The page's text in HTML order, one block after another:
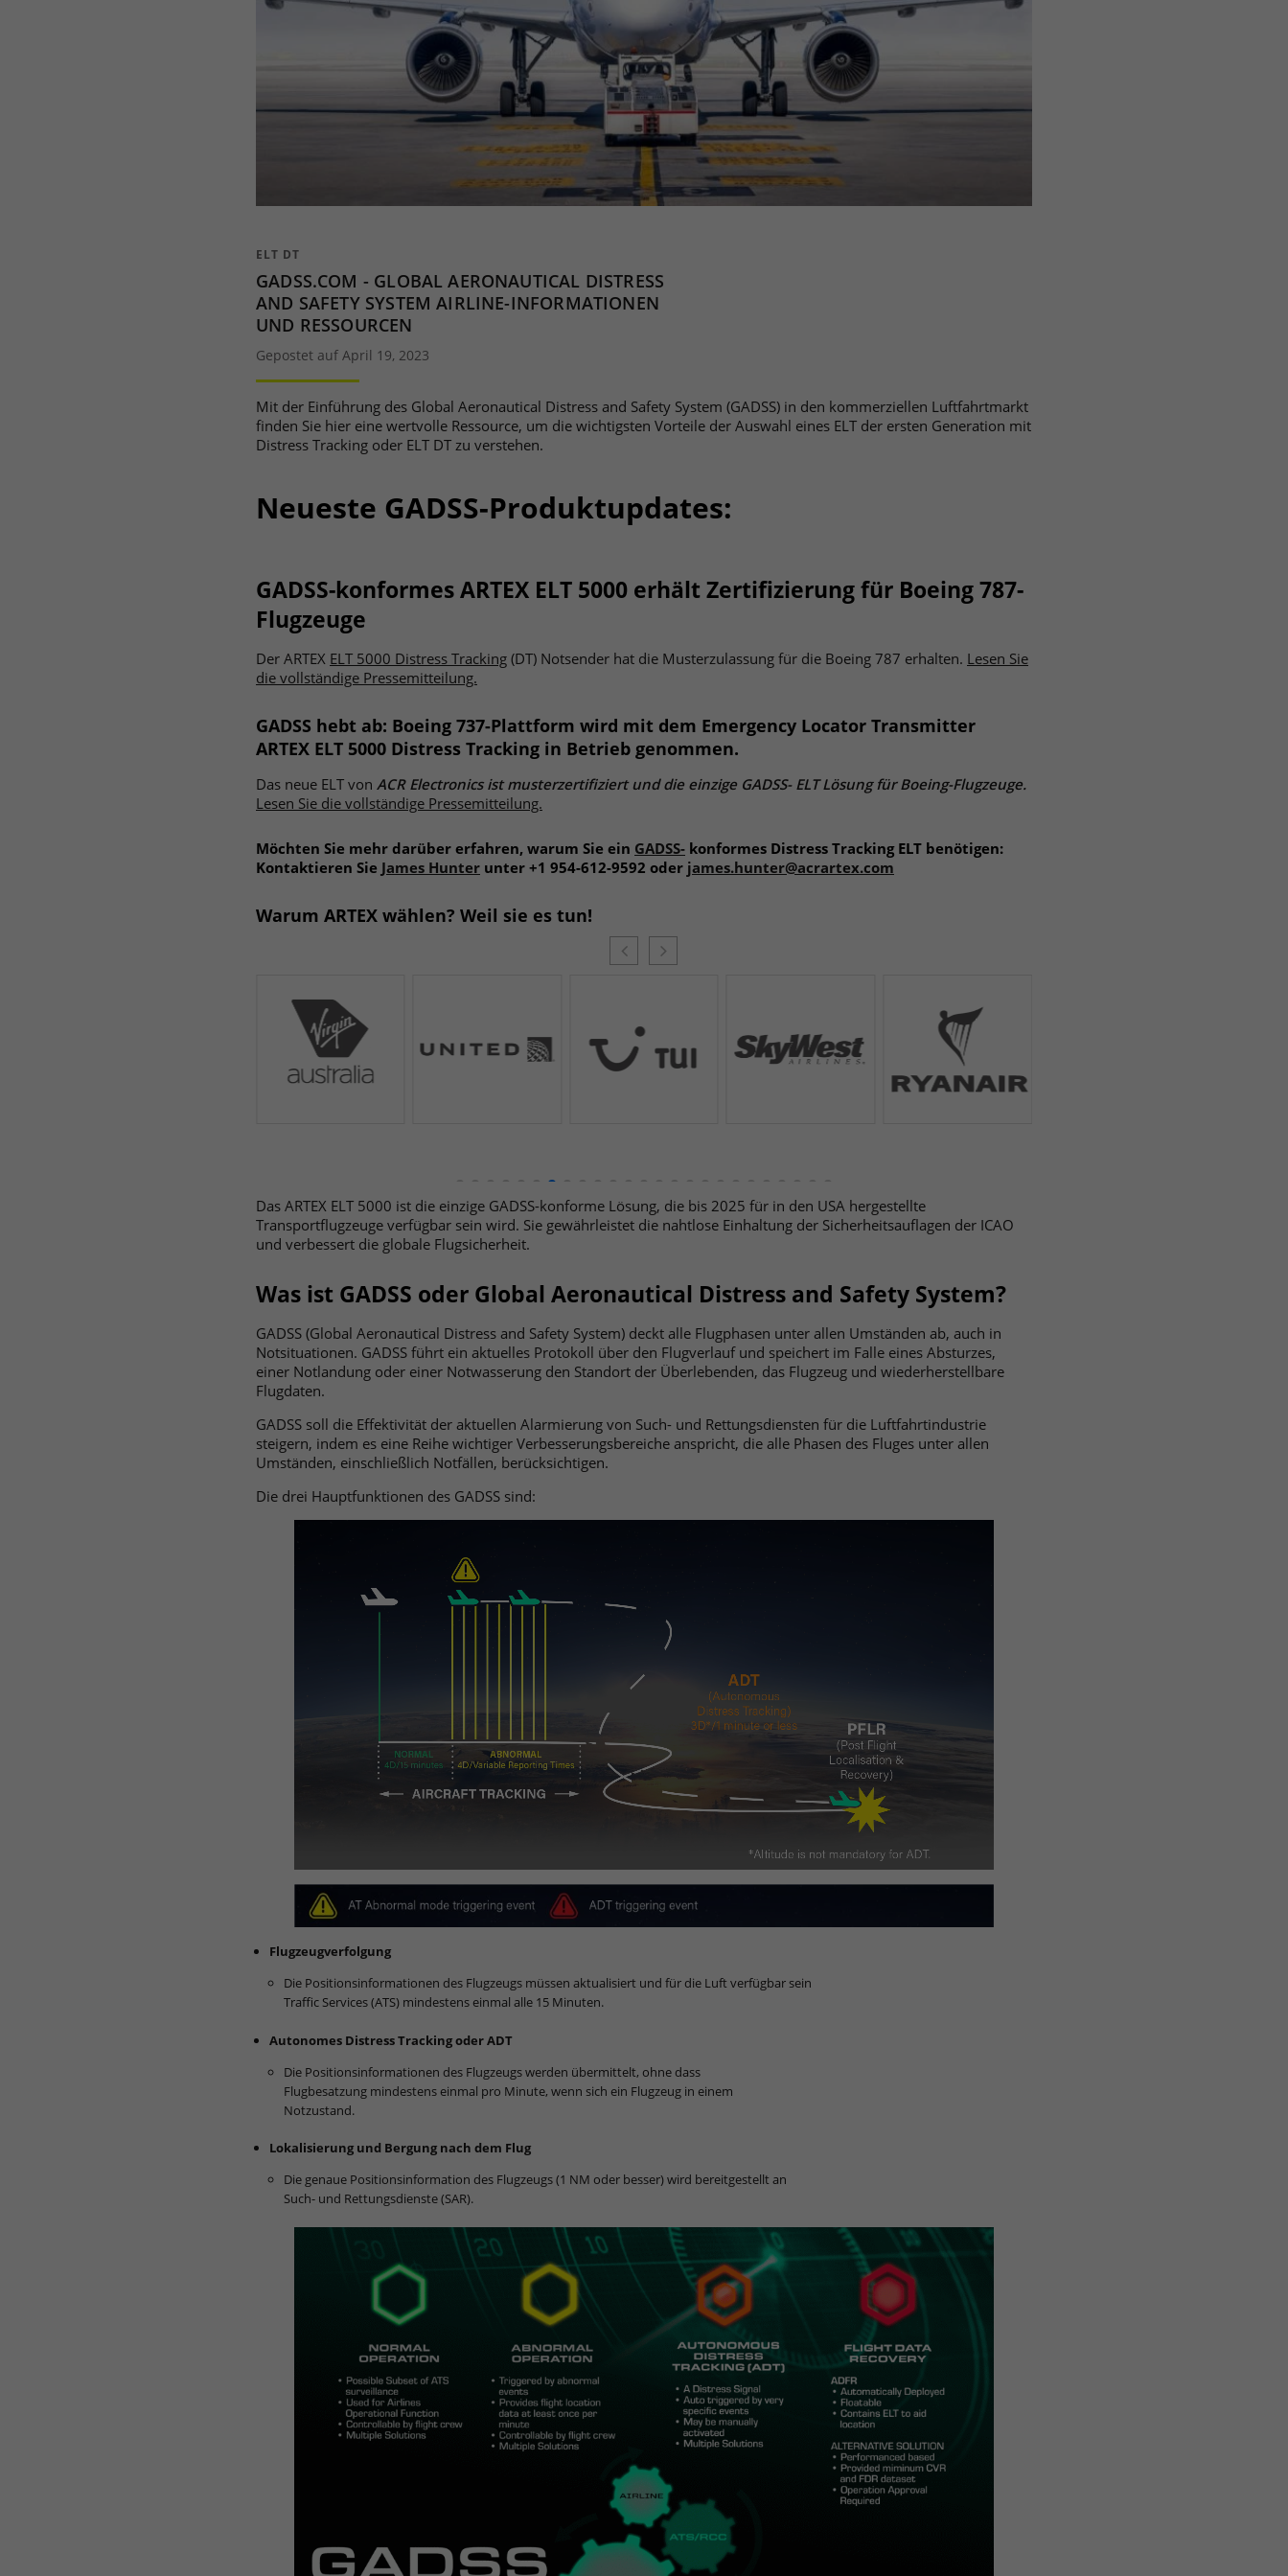
ELT DT
GADSS.COM - GLOBAL AERONAUTICAL DISTRESS
AND SAFETY SYSTEM AIRLINE-INFORMATIONEN
UND RESSOURCEN
Gepostet auf April 19, 2023
Mit der Einführung des Global Aeronautical Distress and Safety System (GADSS) in den kommerziellen Luftfahrtmarkt
finden Sie hier eine wertvolle Ressource, um die wichtigsten Vorteile der Auswahl eines ELT der ersten Generation mit
Distress Tracking oder ELT DT zu verstehen.
Neueste GADSS-Produktupdates:
GADSS-konformes ARTEX ELT 5000 erhält Zertifizierung für Boeing 787-
Flugzeuge
Der ARTEX ELT 5000 Distress Tracking (DT) Notsender hat die Musterzulassung für die Boeing 787 erhalten. Lesen Sie
die vollständige Pressemitteilung.
GADSS hebt ab: Boeing 737-Plattform wird mit dem Emergency Locator Transmitter
ARTEX ELT 5000 Distress Tracking in Betrieb genommen.
Das neue ELT von ACR Electronics ist musterzertifiziert und die einzige GADSS- ELT Lösung für Boeing-Flugzeuge.
Lesen Sie die vollständige Pressemitteilung.
Möchten Sie mehr darüber erfahren, warum Sie ein GADSS- konformes Distress Tracking ELT benötigen:
Kontaktieren Sie James Hunter unter +1 954-612-9592 oder james.hunter@acrartex.com
Warum ARTEX wählen? Weil sie es tun!
Das ARTEX ELT 5000 ist die einzige GADSS-konforme Lösung, die bis 2025 für in den USA hergestellte
Transportflugzeuge verfügbar sein wird. Sie gewährleistet die nahtlose Einhaltung der Sicherheitsauflagen der ICAO
und verbessert die globale Flugsicherheit.
Was ist GADSS oder Global Aeronautical Distress and Safety System?
GADSS (Global Aeronautical Distress and Safety System) deckt alle Flugphasen unter allen Umständen ab, auch in
Notsituationen. GADSS führt ein aktuelles Protokoll über den Flugverlauf und speichert im Falle eines Absturzes,
einer Notlandung oder einer Notwasserung den Standort der Überlebenden, das Flugzeug und wiederherstellbare
Flugdaten.
GADSS soll die Effektivität der aktuellen Alarmierung von Such- und Rettungsdiensten für die Luftfahrtindustrie
steigern, indem es eine Reihe wichtiger Verbesserungsbereiche anspricht, die alle Phasen des Fluges unter allen
Umständen, einschließlich Notfällen, berücksichtigen.
Die drei Hauptfunktionen des GADSS sind:
Flugzeugverfolgung
Die Positionsinformationen des Flugzeugs müssen aktualisiert und für die Luft verfügbar sein
Traffic Services (ATS) mindestens einmal alle 15 Minuten.
Autonomes Distress Tracking oder ADT
Die Positionsinformationen des Flugzeugs werden übermittelt, ohne dass
Flugbesatzung mindestens einmal pro Minute, wenn sich ein Flugzeug in einem
Notzustand.
Lokalisierung und Bergung nach dem Flug
Die genaue Positionsinformation des Flugzeugs (1 NM oder besser) wird bereitgestellt an
Such- und Rettungsdienste (SAR).